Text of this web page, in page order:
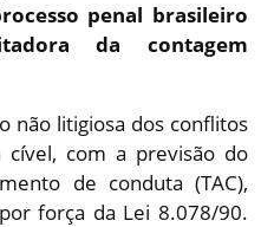
penal brasileiro
da contagem
não litigiosa dos conflitos
cível, com a previsão do
de conduta (TAC),
força da Lei 8.078/90.